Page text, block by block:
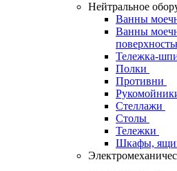
Нейтральное
Ванны
Ванны
Тележка-
Полки
Противни
Стеллажи
Столы
Тележки
Шкафы,